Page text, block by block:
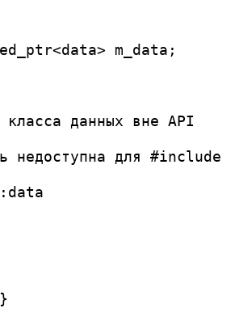
m_data;
данных вне API
недоступна для #include